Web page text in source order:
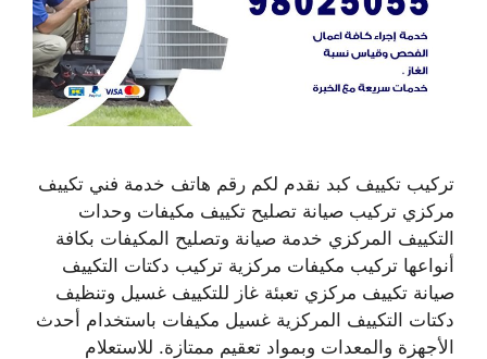
تركيب تكييف كبد نقدم لكم رقم هاتف خدمة فني تكييف
مركزي تركيب صيانة تصليح تكييف مكيفات وحدات
التكييف المركزي خدمة صيانة وتصليح المكيفات بكافة
أنواعها تركيب مكيفات مركزية تركيب دكتات التكييف
صيانة تكييف مركزي تعبئة غاز للتكييف غسيل وتنظيف
دكتات التكييف المركزية غسيل مكيفات باستخدام أحدث
الأجهزة والمعدات وبمواد تعقيم ممتازة. للاستعلام